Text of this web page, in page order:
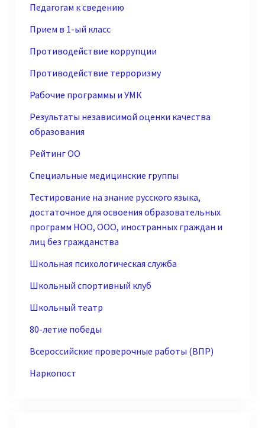
Педагогам к сведению
Прием в 1-ый класс
Противодействие коррупции
Противодействие терроризму
Рабочие программы и УМК
Результаты независимой оценки качества
образования
Рейтинг ОО
Специальные медицинские группы
Тестирование на знание русского языка,
достаточное для освоения образовательных
программ НОО, ООО, иностранных граждан и
лиц без гражданства
Школьная психологическая служба
Школьный спортивный клуб
Школьный театр
80-летие победы
Всероссийские проверочные работы (ВПР)
Наркопост